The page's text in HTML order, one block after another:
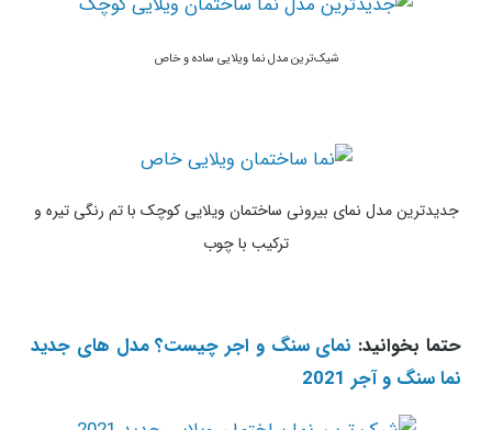
شیک‌ترین مدل نما ویلایی ساده و خاص
جدیدترین مدل نمای بیرونی ساختمان ویلایی کوچک با تم رنگی تیره و
ترکیب با چوب
حتما بخوانید:نمای سنگ و اجر چیست؟ مدل های جدید
نما سنگ و آجر 2021